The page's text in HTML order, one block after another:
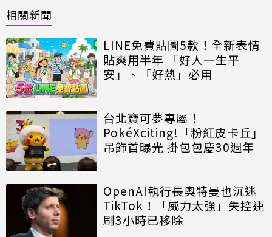
相關新聞
LINE免費貼圖5款！全新表情
貼爽用半年 「好人一生平
安」、「好熱」必用
台北寶可夢專屬！
PokéXciting!「粉紅皮卡丘」
吊飾首曝光 掛包包慶30週年
OpenAI執行長奧特曼也沉迷
TikTok！「威力太強」失控連
刷3小時已移除